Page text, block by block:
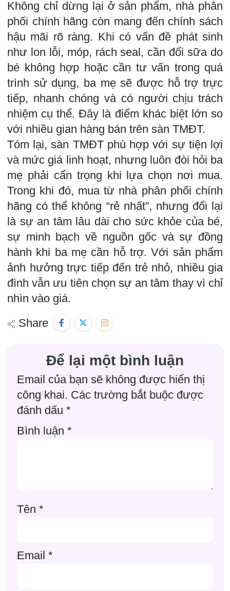
Không chỉ dừng lại ở sản phẩm, nhà phân
phối chính hãng còn mang đến chính sách
hậu mãi rõ ràng. Khi có vấn đề phát sinh
như lon lỗi, móp, rách seal, cần đổi sữa do
bé không hợp hoặc cần tư vấn trong quá
trình sử dụng, ba mẹ sẽ được hỗ trợ trực
tiếp, nhanh chóng và có người chịu trách
nhiệm cụ thể. Đây là điểm khác biệt lớn so
với nhiều gian hàng bán trên sàn TMĐT.
Tóm lại, sàn TMĐT phù hợp với sự tiện lợi
và mức giá linh hoạt, nhưng luôn đòi hỏi ba
mẹ phải cẩn trọng khi lựa chọn nơi mua.
Trong khi đó, mua từ nhà phân phối chính
hãng có thể không “rẻ nhất”, nhưng đổi lại
là sự an tâm lâu dài cho sức khỏe của bé,
sự minh bạch về nguồn gốc và sự đồng
hành khi ba mẹ cần hỗ trợ. Với sản phẩm
ảnh hưởng trực tiếp đến trẻ nhỏ, nhiều gia
đình vẫn ưu tiên chọn sự an tâm thay vì chỉ
nhìn vào giá.
Share
Để lại một bình luận
Email của bạn sẽ không được hiển thị
công khai. Các trường bắt buộc được
đánh dấu *
Bình luận *
Tên *
Email *